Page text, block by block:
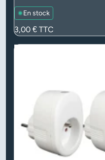
En stock
Prix
3,00 € TTC